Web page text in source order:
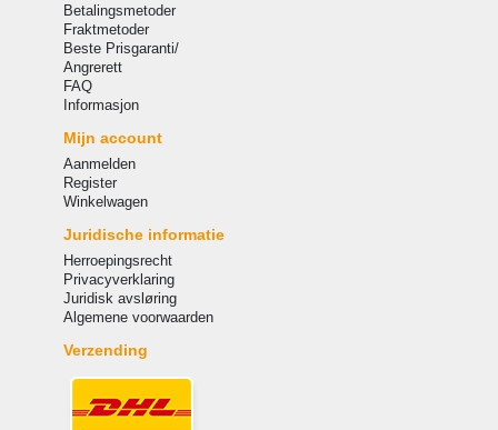
Betalingsmetoder
Fraktmetoder
Beste Prisgaranti/
Angrerett
FAQ
Informasjon
Mijn account
Aanmelden
Register
Winkelwagen
Juridische informatie
Herroepingsrecht
Privacyverklaring
Juridisk avsløring
Algemene voorwaarden
Verzending